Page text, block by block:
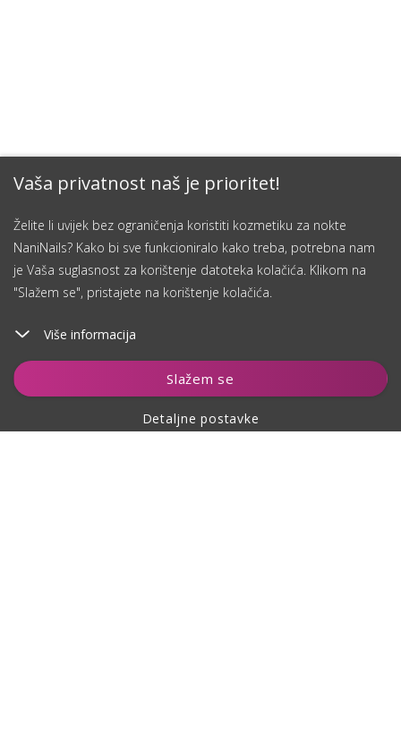
Vaša privatnost naš je prioritet!
Želite li uvijek bez ograničenja koristiti kozmetiku za nokte
NaniNails? Kako bi sve funkcioniralo kako treba, potrebna nam
je Vaša suglasnost za korištenje datoteka kolačića. Klikom na
"Slažem se", pristajete na korištenje kolačića.
Više informacija
Slažem se
Detaljne postavke